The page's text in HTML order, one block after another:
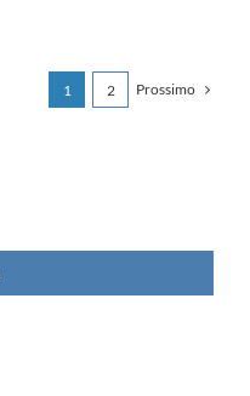
1 2 Prossimo